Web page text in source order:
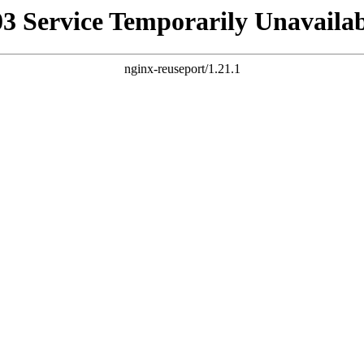
Service Temporarily
nginx-reuseport/1.21.1